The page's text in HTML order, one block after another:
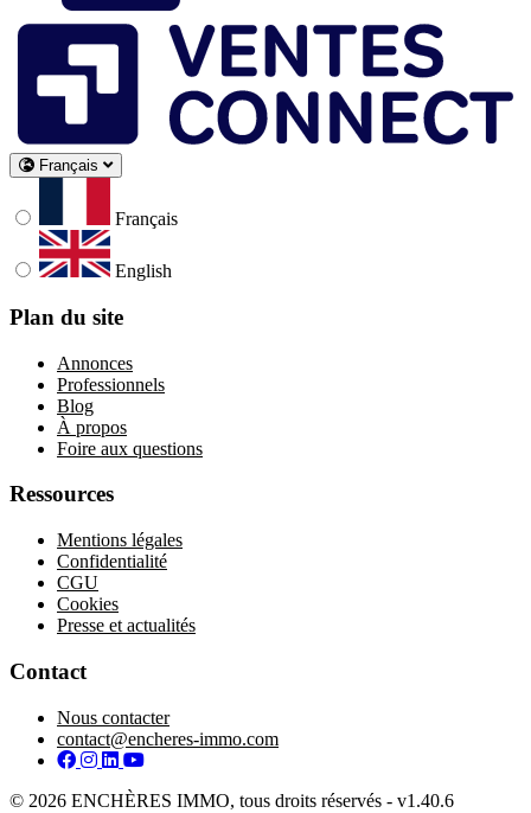
Français
Français
English
Plan du site
Annonces
Professionnels
Blog
À propos
Foire aux questions
Ressources
Mentions légales
Confidentialité
CGU
Cookies
Presse et actualités
Contact
Nous contacter
contact@encheres-immo.com
Facebook
Instagram
LinkedIn
YouTube
© 2026 ENCHÈRES IMMO, tous droits réservés - v1.40.6